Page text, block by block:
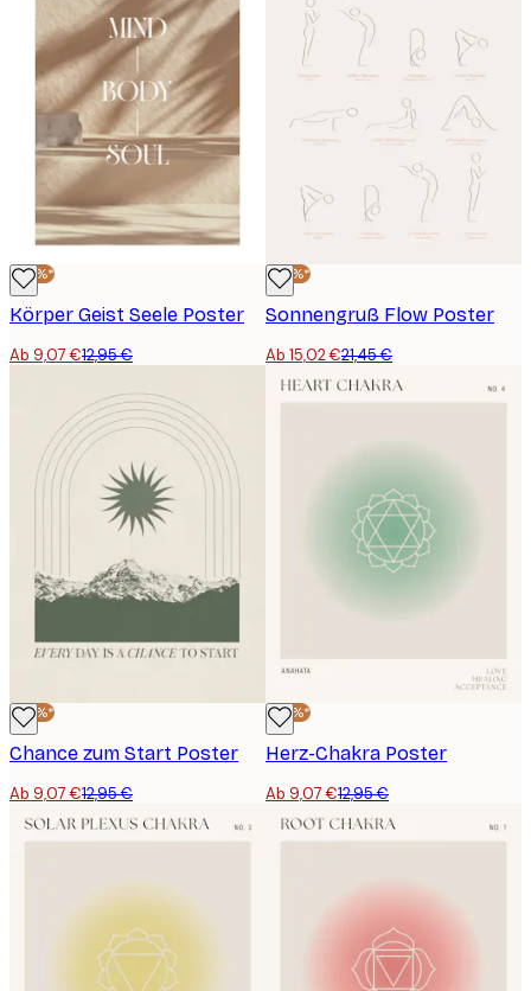
-30%*
Körper Geist Seele Poster
Ab 9,07 €12,95 €
-30%*
Sonnengruß Flow Poster
Ab 15,02 €21,45 €
-30%*
Chance zum Start Poster
Ab 9,07 €12,95 €
-30%*
Herz-Chakra Poster
Ab 9,07 €12,95 €